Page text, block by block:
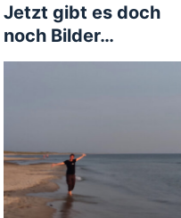
Jetzt gibt es doch
noch Bilder…